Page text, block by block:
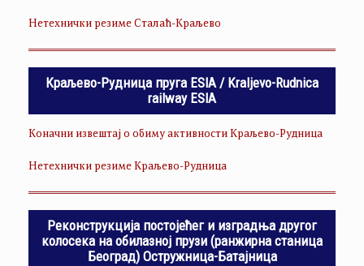
Нетехнички резиме Сталаћ-Краљево
Краљево-Рудница пруга ESIA / Kraljevo-Rudnica
railway ESIA
Коначни извештај о обиму активности Краљево-Рудница
Нетехнички резиме Краљево-Рудница
Реконструкција постојећег и изградња другог
колосека на обилазној прузи (ранжирна станица
Београд) Остружница-Батајница